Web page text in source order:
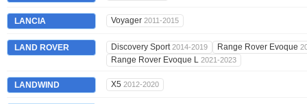
LANCIA Voyager 2011-2015
LAND ROVER Discovery Sport2014-2019 Range Rover Evoque
Range Rover Evoque L 2021-2023
LANDWIND X5 2012-2020